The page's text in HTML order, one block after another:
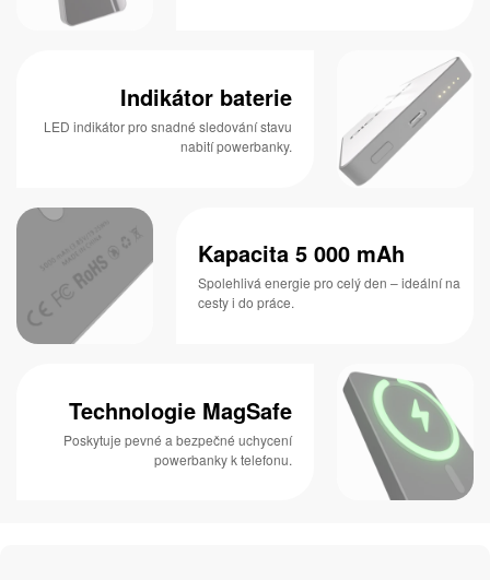
Indikátor baterie
LED indikátor pro snadné sledování stavu
nabití powerbanky.
Kapacita 5 000 mAh
Spolehlivá energie pro celý den – ideální na
cesty i do práce.
Technologie MagSafe
Poskytuje pevné a bezpečné uchycení
powerbanky k telefonu.